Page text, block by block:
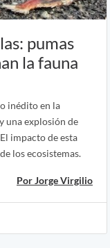
pumas
la fauna
inédito en la
una explosión de
impacto de esta
los ecosistemas.
Por Jorge Virgilio